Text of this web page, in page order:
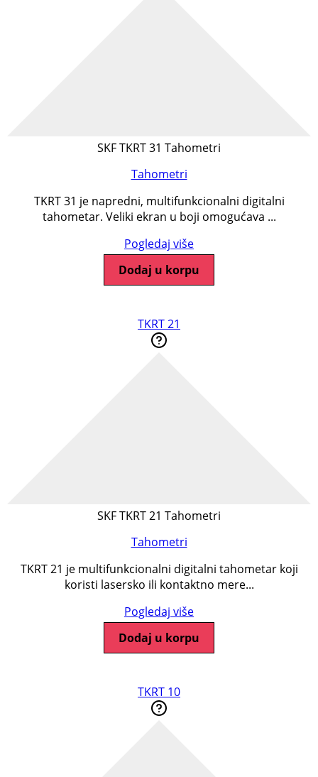
SKF TKRT 31 Tahometri
Tahometri
TKRT 31 je napredni, multifunkcionalni digitalni
tahometar. Veliki ekran u boji omogućava ...
Pogledaj više
Dodaj u korpu
TKRT 21
SKF TKRT 21 Tahometri
Tahometri
TKRT 21 je multifunkcionalni digitalni tahometar koji
koristi lasersko ili kontaktno mere...
Pogledaj više
Dodaj u korpu
TKRT 10